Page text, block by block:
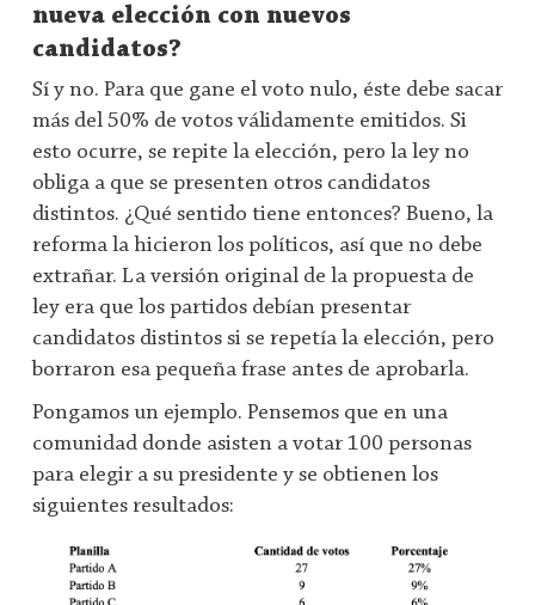
nueva elección con nuevos
candidatos?
Sí y no. Para que gane el voto nulo, éste debe sacar
más del 50% de votos válidamente emitidos. Si
esto ocurre, se repite la elección, pero la ley no
obliga a que se presenten otros candidatos
distintos. ¿Qué sentido tiene entonces? Bueno, la
reforma la hicieron los políticos, así que no debe
extrañar. La versión original de la propuesta de
ley era que los partidos debían presentar
candidatos distintos si se repetía la elección, pero
borraron esa pequeña frase antes de aprobarla.
Pongamos un ejemplo. Pensemos que en una
comunidad donde asisten a votar 100 personas
para elegir a su presidente y se obtienen los
siguientes resultados: